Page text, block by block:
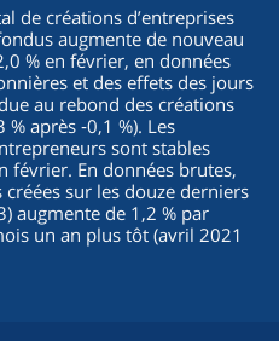
de créations d’entreprises
augmente de nouveau
% en février, en données
et des effets des jours
au rebond des créations
après ‑0,1 %). Les
sont stables
février. En données brutes,
sur les douze derniers
augmente de 1,2 % par
un an plus tôt (avril 2021